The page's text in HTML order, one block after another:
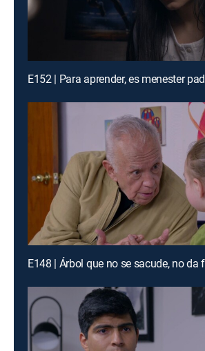
E152 | Para aprender, es menester
E148 | Árbol que no se sacude, no da